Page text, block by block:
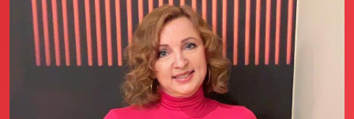
Annunci Donne
Agenzia matrimoniale Club di Più